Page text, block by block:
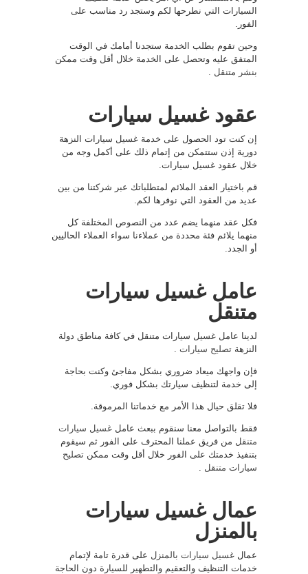
السيارات التي نطرحها لكم وستجد رد مناسب على
الفور.
وحين تقوم بطلب الخدمة ستجدنا أمامك في الوقت
المتفق عليه وتحصل على الخدمة خلال أقل وقت ممكن
بنشر متنقل
عقود غسيل سيارات
إن كنت تود الحصول على خدمة غسيل سيارات النزهة
دورية إذن ستتمكن من إتمام ذلك على أكمل وجه من
خلال عقود غسيل سيارات.
قم باختيار العقد الملائم لمتطلباتك عبر شركتنا من بين
عديد من العقود التي نوفرها لكم.
فكل عقد منهما يضم عدد من النصوص المختلفة كل
منهما يلائم فئة محددة من عملاءنا سواء العملاء الحاليين
أو الجدد.
عامل غسيل سيارات
متنقل
لدينا عامل غسيل سيارات متنقل في كافة مناطق دولة
النزهة تصليح سيارات
فإن واجهك ميعاد ضروري بشكل مفاجئ وكنت بحاجة
إلى خدمة لتنظيف سيارتك بشكل فوري.
فلا تقلق حيال هذا الأمر مع خدماتنا المرموقة.
فقط بالتواصل معنا سنقوم ببعث عامل غسيل سيارات
متنقل من فريق عملنا المحترف على الفور ثم سيقوم
بتنفيذ خدمتك على الفور خلال أقل وقت ممكن تصليح
سيارات متنقل
عمال غسيل سيارات
بالمنزل
عمال غسيل سيارات بالمنزل على قدرة تامة لإتمام
خدمات التنظيف والتعقيم والتطهير للسيارة دون الحاجة